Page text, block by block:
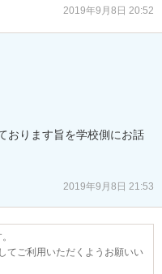
2019年9月8日 20:52
おります旨を学校側にお話
2019年9月8日 21:53
てご利用いただくようお願いい